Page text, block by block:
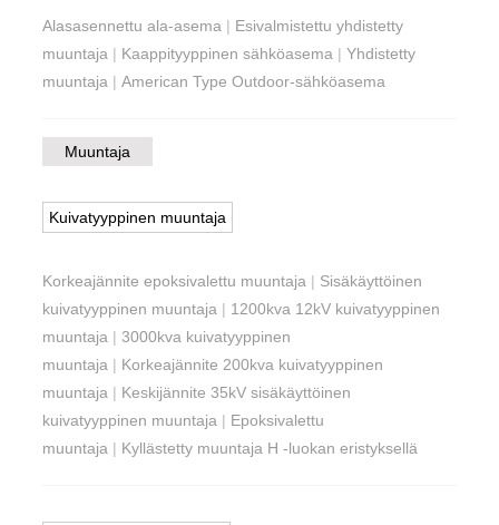
Alasasennettu ala-asema | Esivalmistettu yhdistetty
muuntaja | Kaappityyppinen sähköasema |Yhdistetty
muuntaja |American Type Outdoor-sähköasema
Muuntaja
Kuivatyyppinen muuntaja
Korkeajännite epoksivalettu muuntaja | Sisäkäyttöinen
kuivatyyppinen muuntaja | 1200kva 12kV kuivatyyppinen
muuntaja |3000kva kuivatyyppinen
muuntaja | Korkeajännite 200kva kuivatyyppinen
muuntaja | Keskijännite 35kV sisäkäyttöinen
kuivatyyppinen muuntaja | Epoksivalettu
muuntaja | Kyllästetty muuntaja H -luokan eristyksellä